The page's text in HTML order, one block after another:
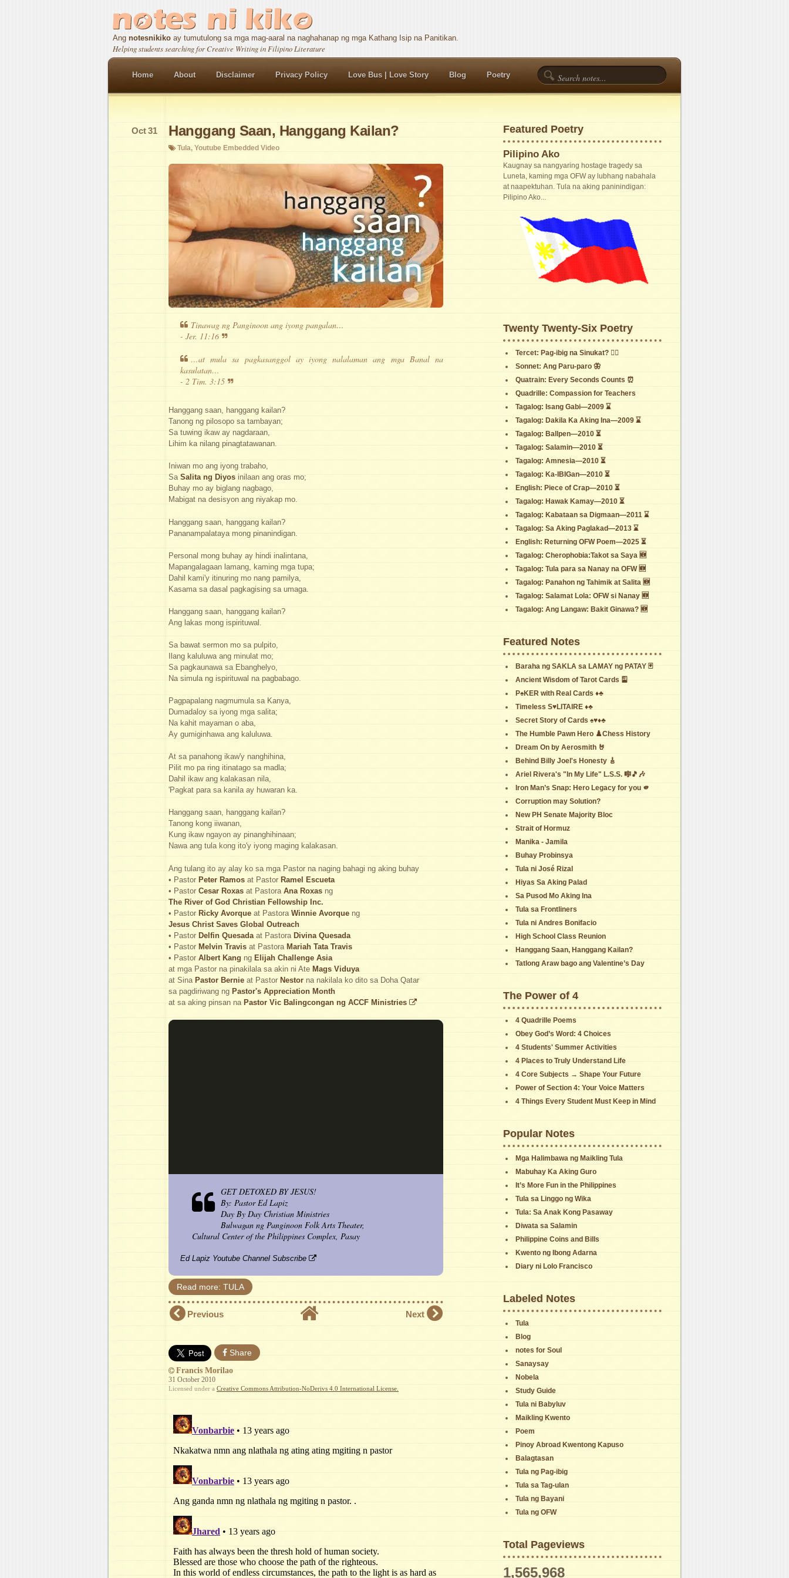
Ang notesnikiko ay tumutulong sa mga mag-aaral na naghahanap ng mga Kathang Isip na Panitikan.
Helping students searching for Creative Writing in Filipino Literature
Home About Disclaimer Privacy Policy Love Bus | Love Story Blog Poetry
Hanggang Saan, Hanggang Kailan?
Oct31
Tula, Youtube Embedded Video
Tinawag ng Panginoon ang iyong pangalan…
- Jer. 11:16
…at mula sa pagkasanggol ay iyong nalalaman ang mga Banal na
kasulatan…
- 2 Tim. 3:15
Hanggang saan, hanggang kailan?
Tanong ng pilosopo sa tambayan;
Sa tuwing ikaw ay nagdaraan,
Lihim ka nilang pinagtatawanan.
Iniwan mo ang iyong trabaho,
Sa Salita ng Diyos inilaan ang oras mo;
Buhay mo ay biglang nagbago,
Mabigat na desisyon ang niyakap mo.
Hanggang saan, hanggang kailan?
Pananampalataya mong pinanindigan.
Personal mong buhay ay hindi inalintana,
Mapangalagaan lamang, kaming mga tupa;
Dahil kami'y itinuring mo nang pamilya,
Kasama sa dasal pagkagising sa umaga.
Hanggang saan, hanggang kailan?
Ang lakas mong ispirituwal.
Sa bawat sermon mo sa pulpito,
Ilang kaluluwa ang minulat mo;
Sa pagkaunawa sa Ebanghelyo,
Na simula ng ispirituwal na pagbabago.
Pagpapalang nagmumula sa Kanya,
Dumadaloy sa iyong mga salita;
Na kahit mayaman o aba,
Ay gumiginhawa ang kaluluwa.
At sa panahong ikaw'y nanghihina,
Pilit mo pa ring itinatago sa madla;
Dahil ikaw ang kalakasan nila,
'Pagkat para sa kanila ay huwaran ka.
Hanggang saan, hanggang kailan?
Tanong kong iiwanan,
Kung ikaw ngayon ay pinanghihinaan;
Nawa ang tula kong ito'y iyong maging kalakasan.
Ang tulang ito ay alay ko sa mga Pastor na naging bahagi ng aking buhay
• Pastor Peter Ramos at Pastor Ramel Escueta
• Pastor Cesar Roxas at Pastora Ana Roxas ng
The River of God Christian Fellowship Inc.
• Pastor Ricky Avorque at Pastora Winnie Avorque ng
Jesus Christ Saves Global Outreach
• Pastor Delfin Quesadaat Pastora Divina Quesada
• Pastor Melvin Travis at Pastora Mariah Tata Travis
• Pastor Albert Kang ng Elijah Challenge Asia
at mga Pastor na pinakilala sa akin ni Ate Mags Viduya
at Sina Pastor Bernie at Pastor Nestor na nakilala ko dito sa Doha Qatar
sa pagdiriwang ng Pastor's Appreciation Month
at sa aking pinsan na Pastor Vic Balingcongan ng ACCF Ministries
GET DETOXED BY JESUS!
By: Pastor Ed Lapiz
Day By Day Christian Ministries
Bulwagan ng Panginoon Folk Arts Theater,
Cultural Center of the Philippines Complex, Pasay
Ed Lapiz Youtube Channel Subscribe
Read more: TULA
Previous Next
Share
Francis Morilao
31 October 2010
Licensed under a Creative Commons Attribution-NoDerivs 4.0 International License.
Featured Poetry
Pilipino Ako
Kaugnay sa nangyaring hostage tragedy sa
Luneta, kaming mga OFW ay lubhang nabahala
at naapektuhan. Tula na aking paninindigan:
Pilipino Ako...
Twenty Twenty-Six Poetry
Tercet: Pag-ibig na Sinukat? ❤️‍🔥
Sonnet: Ang Paru-paro 🦋
Quatrain: Every Seconds Counts ⏰
Quadrille: Compassion for Teachers
Tagalog: Isang Gabi—2009 ⌛
Tagalog: Dakila Ka Aking Ina—2009 ⌛
Tagalog: Ballpen—2010 ⏳
Tagalog: Salamin—2010 ⏳
Tagalog: Amnesia—2010 ⏳
Tagalog: Ka-IBIGan—2010 ⏳
English: Piece of Crap—2010 ⏳
Tagalog: Hawak Kamay—2010 ⏳
Tagalog: Kabataan sa Digmaan—2011 ⌛
Tagalog: Sa Aking Paglakad—2013 ⌛
English: Returning OFW Poem—2025 ⏳
Tagalog: Cherophobia:Takot sa Saya 🆕
Tagalog: Tula para sa Nanay na OFW 🆕
Tagalog: Panahon ng Tahimik at Salita 🆕
Tagalog: Salamat Lola: OFW si Nanay 🆕
Tagalog: Ang Langaw: Bakit Ginawa? 🆕
Featured Notes
Baraha ng SAKLA sa LAMAY ng PATAY 🃏
Ancient Wisdom of Tarot Cards 🎴
P♠️KER with Real Cards ♦️♣️
Timeless S♥️LITAIRE ♦️♣️
Secret Story of Cards ♠️♥️♦️♣️
The Humble Pawn Hero ♟️Chess History
Dream On by Aerosmith 🤘
Behind Billy Joel's Honesty 🎸
Ariel Rivera's "In My Life" L.S.S. 🎼🎵🎶
Iron Man’s Snap: Hero Legacy for you 🫵
Corruption may Solution?
New PH Senate Majority Bloc
Strait of Hormuz
Manika - Jamila
Buhay Probinsya
Tula ni José Rizal
Hiyas Sa Aking Palad
Sa Pusod Mo Aking Ina
Tula sa Frontliners
Tula ni Andres Bonifacio
High School Class Reunion
Hanggang Saan, Hanggang Kailan?
Tatlong Araw bago ang Valentine’s Day
The Power of 4
4 Quadrille Poems
Obey God’s Word: 4 Choices
4 Students' Summer Activities
4 Places to Truly Understand Life
4 Core Subjects → Shape Your Future
Power of Section 4: Your Voice Matters
4 Things Every Student Must Keep in Mind
Popular Notes
Mga Halimbawa ng Maikling Tula
Mabuhay Ka Aking Guro
It’s More Fun in the Philippines
Tula sa Linggo ng Wika
Tula: Sa Anak Kong Pasaway
Diwata sa Salamin
Philippine Coins and Bills
Kwento ng Ibong Adarna
Diary ni Lolo Francisco
Labeled Notes
Tula
Blog
notes for Soul
Sanaysay
Nobela
Study Guide
Tula ni Babyluv
Maikling Kwento
Poem
Pinoy Abroad Kwentong Kapuso
Balagtasan
Tula ng Pag-ibig
Tula sa Tag-ulan
Tula ng Bayani
Tula ng OFW
Total Pageviews
1,565,968